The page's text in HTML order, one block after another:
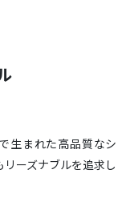
生まれた高品質なシ
リーズナブルを追求し